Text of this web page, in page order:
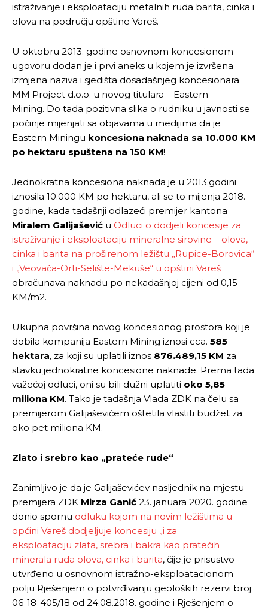
istraživanje i eksploataciju metalnih ruda barita, cinka i
olova na području opštine Vareš.
U oktobru 2013. godine osnovnom koncesionom
ugovoru dodan je i prvi aneks u kojem je izvršena
izmjena naziva i sjedišta dosadašnjeg koncesionara
MM Project d.o.o. u novog titulara – Eastern
Mining. Do tada pozitivna slika o rudniku u javnosti se
počinje mijenjati sa objavama u medijima da je
Eastern Miningu koncesiona naknada sa 10.000 KM
po hektaru spuštena na 150 KM!
Jednokratna koncesiona naknada je u 2013.godini
iznosila 10.000 KM po hektaru, ali se to mijenja 2018.
godine, kada tadašnji odlazeći premijer kantona
Miralem Galijašević u Odluci o dodjeli koncesije za
istraživanje i eksploataciju mineralne sirovine – olova,
cinka i barita na proširenom ležištu „Rupice-Borovica“
i „Veovača-Orti-Selište-Mekuše“ u opštini Vareš
obračunava naknadu po nekadašnjoj cijeni od 0,15
KM/m2.
Ukupna površina novog koncesionog prostora koji je
dobila kompanija Eastern Mining iznosi cca. 585
hektara, za koji su uplatili iznos 876.489,15 KM za
stavku jednokratne koncesione naknade. Prema tada
važećoj odluci, oni su bili dužni uplatiti oko 5,85
miliona KM. Tako je tadašnja Vlada ZDK na čelu sa
premijerom Galijaševićem oštetila vlastiti budžet za
oko pet miliona KM.
Zlato i srebro kao „prateće rude“
Zanimljivo je da je Galijaševićev nasljednik na mjestu
premijera ZDK Mirza Ganić 23. januara 2020. godine
donio spornu odluku kojom na novim ležištima u
općini Vareš dodjeljuje koncesiju „i za
eksploataciju zlata, srebra i bakra kao pratećih
minerala ruda olova, cinka i barita, čije je prisustvo
utvrđeno u osnovnom istražno-eksploatacionom
polju Rješenjem o potvrđivanju geoloških rezervi broj:
06-18-405/18 od 24.08.2018. godine i Rješenjem o